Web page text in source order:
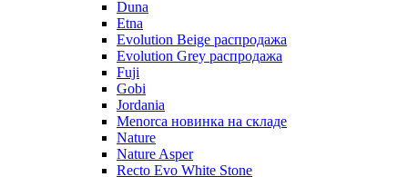
Duna
Etna
Evolution Beige распродажа
Evolution Grey распродажа
Fuji
Gobi
Jordania
Menorca новинка на складе
Nature
Nature Asper
Recto Evo White Stone